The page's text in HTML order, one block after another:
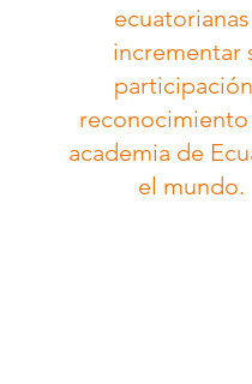
incrementar
reconocimiento
academia de
el mundo.